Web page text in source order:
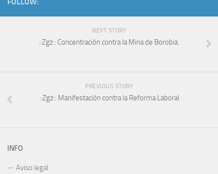
NEXT STORY
::Zgz:: Concentración contra la Mina de Borobia.
PREVIOUS STORY
::Zgz:: Manifestación contra la Reforma Laboral
INFO
Aviso legal